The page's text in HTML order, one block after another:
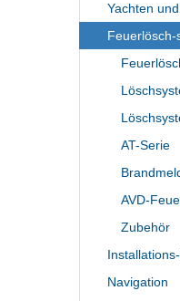
Yachten
Feuerlösch-
AT-Serie
AVD-
Zubehör
Navigation